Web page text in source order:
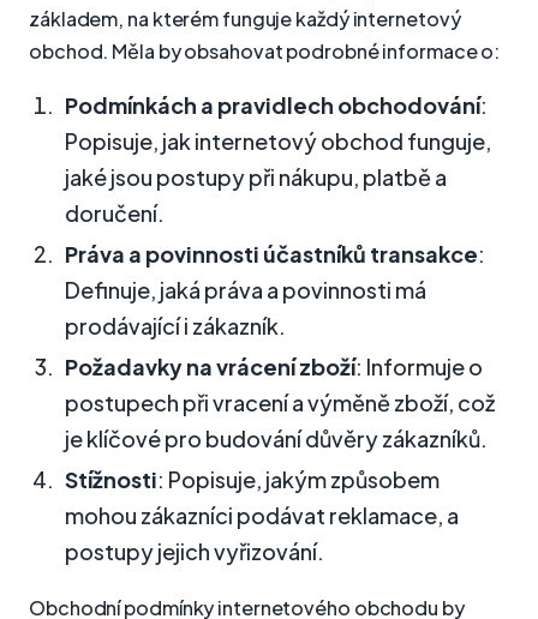
základem, na kterém funguje každý internetový
obchod. Měla by obsahovat podrobné informace o:
Podmínkách a pravidlech obchodování:
Popisuje, jak internetový obchod funguje,
jaké jsou postupy při nákupu, platbě a
doručení.
Práva a povinnosti účastníků transakce:
Definuje, jaká práva a povinnosti má
prodávající i zákazník.
Požadavky na vrácení zboží: Informuje o
postupech při vracení a výměně zboží, což
je klíčové pro budování důvěry zákazníků.
Stížnosti: Popisuje, jakým způsobem
mohou zákazníci podávat reklamace, a
postupy jejich vyřizování.
Obchodní podmínky internetového obchodu by